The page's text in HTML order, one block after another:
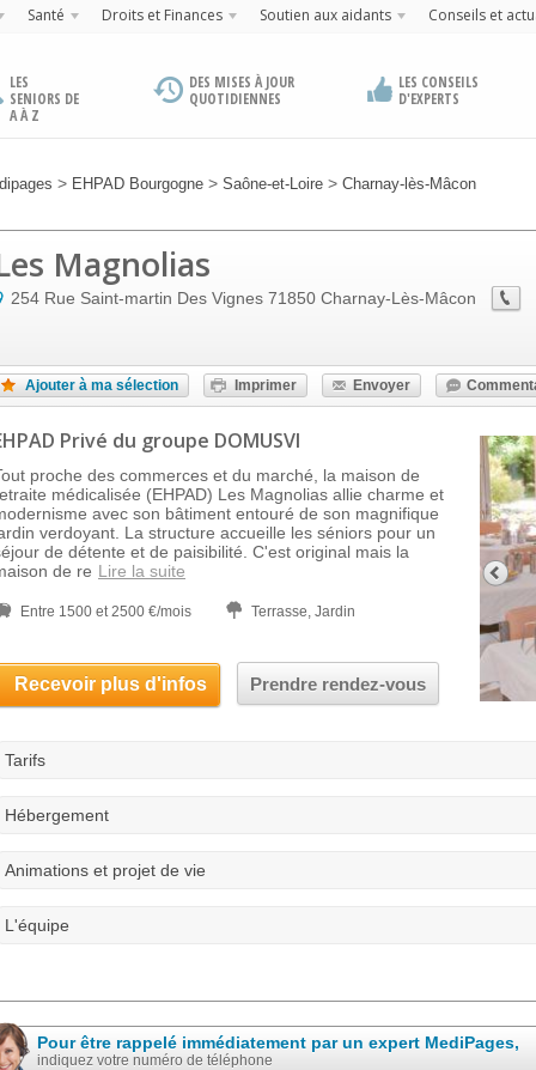
Santé Droits et Finances Soutien aux aidants Conseils et
LES
SENIORS DE
A À Z
DES MISES À JOUR
QUOTIDIENNES
LES CONSEILS
D'EXPERTS
> EHPAD Bourgogne > Saône-et-Loire > Charnay-lès-Mâcon
Magnolias
254 Rue Saint-martin Des Vignes 71850 Charnay-Lès-Mâcon
Ajouter à ma sélection Imprimer Envoyer
Privé du groupe DOMUSVI
proche des commerces et du marché, la maison de
médicalisée (EHPAD) Les Magnolias allie charme et
avec son bâtiment entouré de son magnifique
verdoyant. La structure accueille les séniors pour un
de détente et de paisibilité. C'est original mais la
de re Lire la suite
Entre 1500 et 2500 €/mois Terrasse, Jardin
Recevoir plus d'infos Prendre rendez-vous
Tarifs
Hébergement
Animations et projet de vie
L'équipe
Pour être rappelé immédiatement par un expert MediPages,
indiquez votre numéro de téléphone